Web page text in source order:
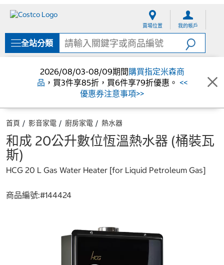
單
賣場位置 我的帳戶
全站分類
2026/08/03-08/09期間購買指定米森商
品 ，買3件享85折，買6件享79折優惠。 <<
優惠券注意事項>>
首頁 影音家電 廚房家電 熱水器
和成 20公升數位恆溫熱水器 (桶裝瓦
斯)
HCG 20 L Gas Water Heater [for Liquid Petroleum Gas]
商品編號:#144424